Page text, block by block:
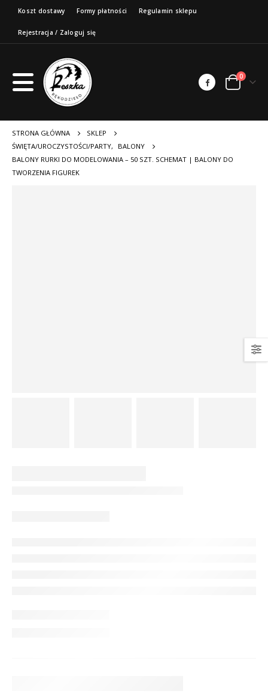
Koszt dostawy Formy płatności Regulamin sklepu
Rejestracja / Zaloguj się
0
STRONA GŁÓWNA
SKLEP
ŚWIĘTA/UROCZYSTOŚCI/PARTY,
BALONY
BALONY RURKI DO MODELOWANIA – 50 SZT. SCHEMAT | BALONY DO
TWORZENIA FIGUREK